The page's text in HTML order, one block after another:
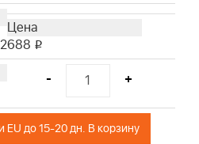
697292
711460
793685
796254
2688 i
- +
Поставка из РФ или EU до 15-20 дн. В корзину